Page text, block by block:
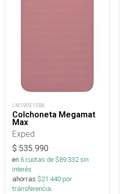
LM190515BA
Colchoneta Megamat
Max
Exped
$ 535.990
en 6cuotas de $89.332sin
interés
ahorras $21.440 por
transferencia.